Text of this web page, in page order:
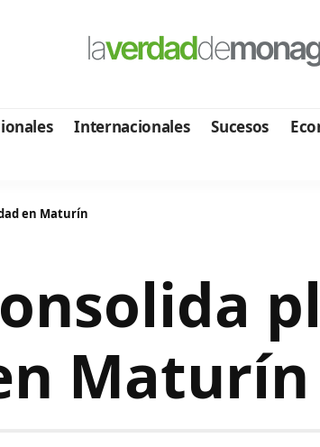
Internacionales Sucesos
en Maturín
Maturín